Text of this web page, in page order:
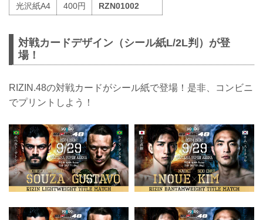
光沢紙A4
400円 RZN01002
対戦カードデザイン（シール紙L/2L判）が登
場！
RIZIN.48の対戦カードがシール紙で登場！是非、コンビニ
でプリントしよう！